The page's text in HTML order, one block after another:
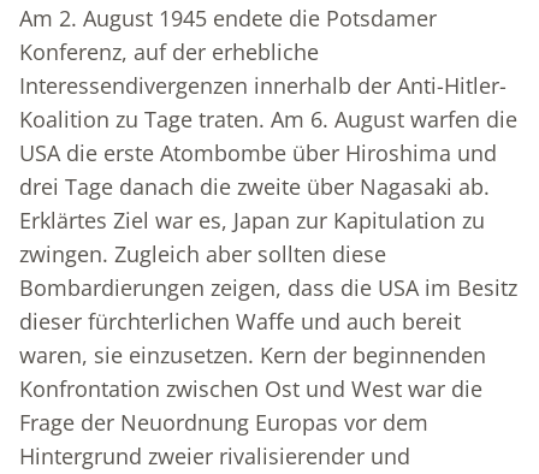
Am 2. August 1945 endete die Potsdamer
Konferenz, auf der erhebliche
Interessendivergenzen innerhalb der Anti-Hitler-
Koalition zu Tage traten. Am 6. August warfen die
USA die erste Atombombe über Hiroshima und
drei Tage danach die zweite über Nagasaki ab.
Erklärtes Ziel war es, Japan zur Kapitulation zu
zwingen. Zugleich aber sollten diese
Bombardierungen zeigen, dass die USA im Besitz
dieser fürchterlichen Waffe und auch bereit
waren, sie einzusetzen. Kern der beginnenden
Konfrontation zwischen Ost und West war die
Frage der Neuordnung Europas vor dem
Hintergrund zweier rivalisierender und